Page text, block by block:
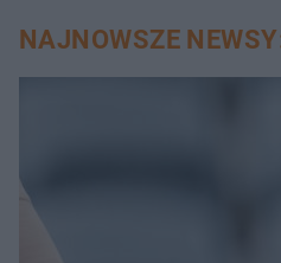
NAJNOWSZE